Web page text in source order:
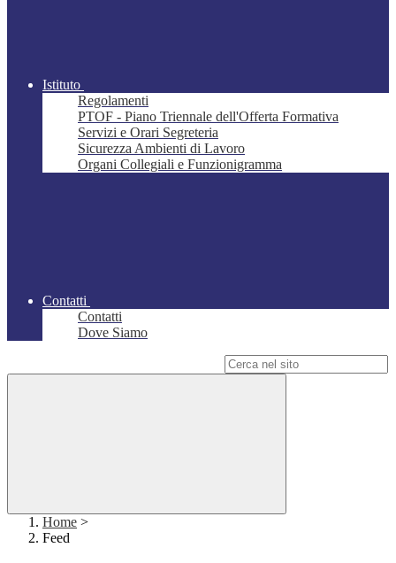
Istituto
Regolamenti
PTOF - Piano Triennale dell'Offerta Formativa
Servizi e Orari Segreteria
Sicurezza Ambienti di Lavoro
Organi Collegiali e Funzionigramma
Contatti
Contatti
Dove Siamo
Home >
Feed